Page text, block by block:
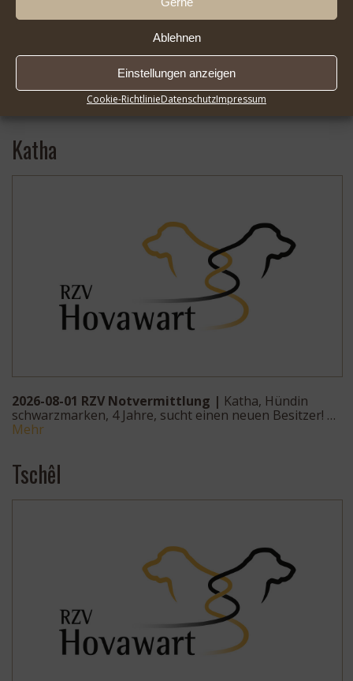
Ablehnen
Einstellungen anzeigen
Cookie-RichtlinieDatenschutzImpressum
2026-08-01 Infoseite DER HOVAWART FlipBook |* …
Katha
2026-08-01 RZV Notvermittlung | Katha, Hündin
schwarzmarken, 4 Jahre, sucht einen neuen Besitzer! …
Mehr
Tschêl